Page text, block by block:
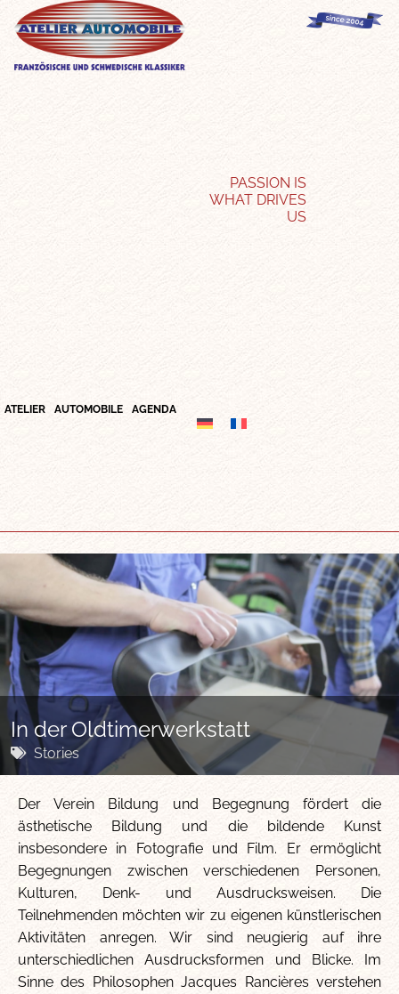
PASSION IS
WHAT DRIVES
US
ATELIER AUTOMOBILE AGENDA
In der Oldtimerwerkstatt
Stories
Der Verein Bildung und Begegnung fördert die
ästhetische Bildung und die bildende Kunst
insbesondere in Fotografie und Film. Er ermöglicht
Begegnungen zwischen verschiedenen Personen,
Kulturen, Denk- und Ausdrucksweisen. Die
Teilnehmenden möchten wir zu eigenen künstlerischen
Aktivitäten anregen. Wir sind neugierig auf ihre
unterschiedlichen Ausdrucksformen und Blicke. Im
Sinne des Philosophen Jacques Rancières verstehen